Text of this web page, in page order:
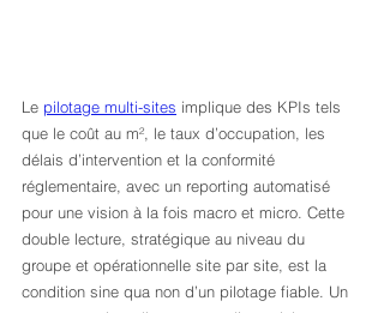
Le pilotage multi-sites implique des KPIs tels
que le coût au m², le taux d’occupation, les
délais d’intervention et la conformité
réglementaire, avec un reporting automatisé
pour une vision à la fois macro et micro. Cette
double lecture, stratégique au niveau du
groupe et opérationnelle site par site, est la
condition sine qua non d’un pilotage fiable. Un